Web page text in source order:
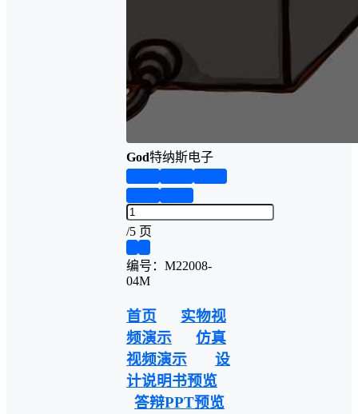
God特纳斯电子
/5 页
编号：M22008-
04M
首页
实物视
频演示
仿真
视频演示
设
计说明书预览
答辩PPT预览